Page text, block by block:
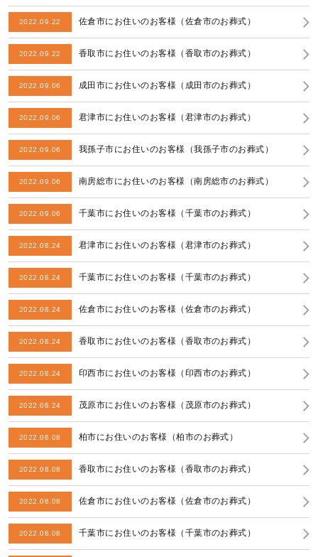
2022.09.22 佐倉市にお住いのお客様（佐倉市のお葬式）
2022.09.22 香取市にお住いのお客様（香取市のお葬式）
2022.09.06 成田市にお住いのお客様（成田市のお葬式）
2022.09.06 君津市にお住いのお客様（君津市のお葬式）
2022.09.06 我孫子市にお住いのお客様（我孫子市のお葬式）
2022.09.06 南房総市にお住いのお客様（南房総市のお葬式）
2022.09.06 千葉市にお住いのお客様（千葉市のお葬式）
2022.08.24 君津市にお住いのお客様（君津市のお葬式）
2022.08.24 千葉市にお住いのお客様（千葉市のお葬式）
2022.08.24 佐倉市にお住いのお客様（佐倉市のお葬式）
2022.08.24 香取市にお住いのお客様（香取市のお葬式）
2022.08.24 印西市にお住いのお客様（印西市のお葬式）
2022.08.24 茂原市にお住いのお客様（茂原市のお葬式）
2022.08.08 柏市にお住いのお客様（柏市のお葬式）
2022.08.08 香取市にお住いのお客様（香取市のお葬式）
2022.08.08 佐倉市にお住いのお客様（佐倉市のお葬式）
2022.08.08 千葉市にお住いのお客様（千葉市のお葬式）